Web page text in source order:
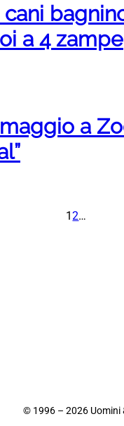
a 4 zampe
a
12…
© 1996 – 2026 Uomini